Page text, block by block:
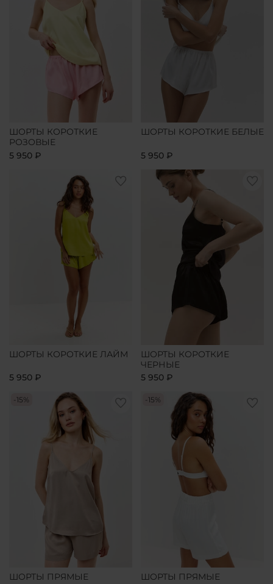
ШОРТЫ КОРОТКИЕ
РОЗОВЫЕ
5 950 ₽
ШОРТЫ КОРОТКИЕ БЕЛЫЕ
5 950 ₽
ШОРТЫ КОРОТКИЕ ЛАЙМ
5 950 ₽
ШОРТЫ КОРОТКИЕ
ЧЕРНЫЕ
5 950 ₽
-15%
ШОРТЫ ПРЯМЫЕ
-15%
ШОРТЫ ПРЯМЫЕ